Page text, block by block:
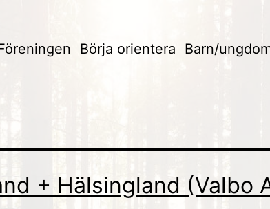
Börja orientera Barn/
+ Hälsingland (Valbo